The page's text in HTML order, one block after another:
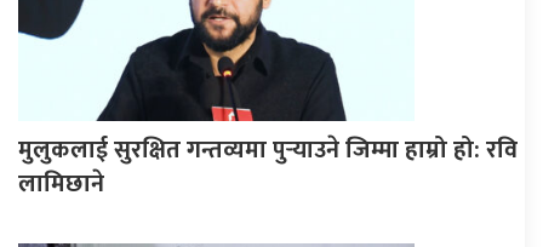
मुलुकलाई सुरक्षित गन्तव्यमा पुर्‍याउने जिम्मा हाम्रो हो: रवि
लामिछाने